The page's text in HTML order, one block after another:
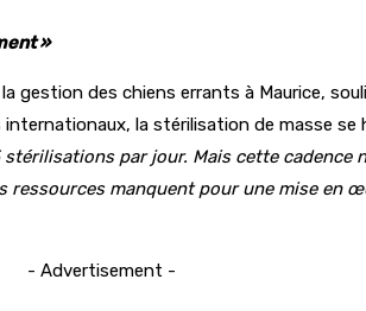
»
des chiens errants à Maurice,
la stérilisation de masse
par jour. Mais cette cadence
manquent pour une mise en
- Advertisement -